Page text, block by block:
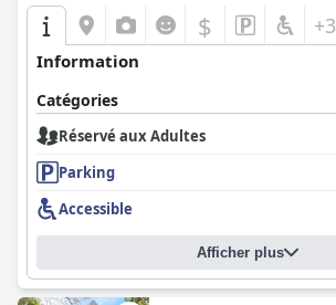
$ +3
Information
Catégories
Réservé aux Adultes
Parking
Accessible
Afficher plus